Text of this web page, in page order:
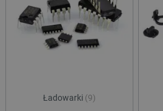
Ładowarki (9)